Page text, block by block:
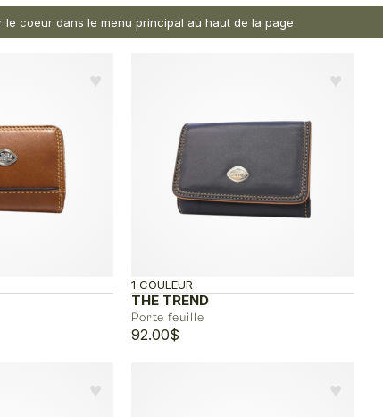
coeur dans le menu principal au haut de la page
♥︎ ♥︎
THE TREND
Porte feuille
1 COULEUR
92.00$
♥︎ ♥︎